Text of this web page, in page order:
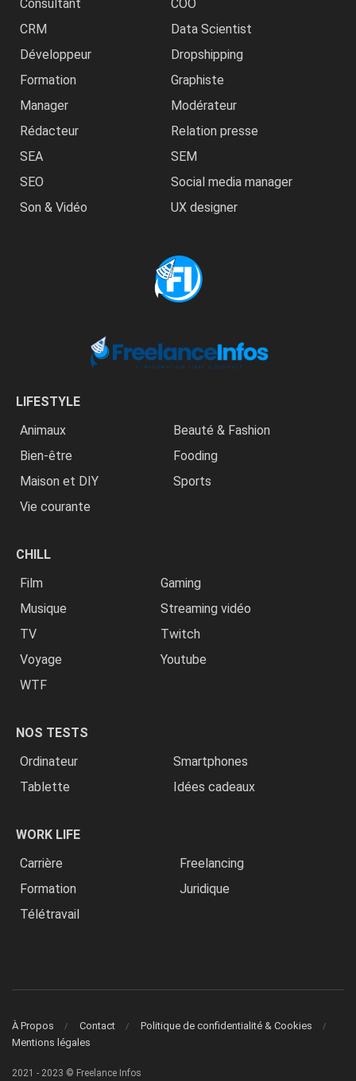
Consultant
COO
CRM
Data Scientist
Développeur
Dropshipping
Formation
Graphiste
Manager
Modérateur
Rédacteur
Relation presse
SEA
SEM
SEO
Social media manager
Son & Vidéo
UX designer
LIFESTYLE
Animaux
Beauté & Fashion
Bien-être
Fooding
Maison et DIY
Sports
Vie courante
CHILL
Film
Gaming
Musique
Streaming vidéo
TV
Twitch
Voyage
Youtube
WTF
NOS TESTS
Ordinateur
Smartphones
Tablette
Idées cadeaux
WORK LIFE
Carrière
Freelancing
Formation
Juridique
Télétravail
À Propos Contact
Politique de confidentialité & Cookies
Mentions légales
2021 - 2023 © Freelance Infos